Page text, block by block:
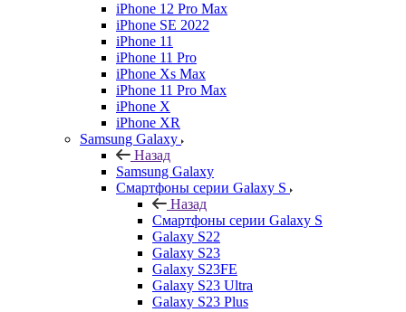
iPhone 12 Pro Max
iPhone SE 2022
iPhone 11
iPhone 11 Pro
iPhone Xs Max
iPhone 11 Pro Max
iPhone X
iPhone XR
Samsung Galaxy
Назад
Samsung Galaxy
Смартфоны серии Galaxy S
Назад
Смартфоны серии Galaxy S
Galaxy S22
Galaxy S23
Galaxy S23FE
Galaxy S23 Ultra
Galaxy S23 Plus